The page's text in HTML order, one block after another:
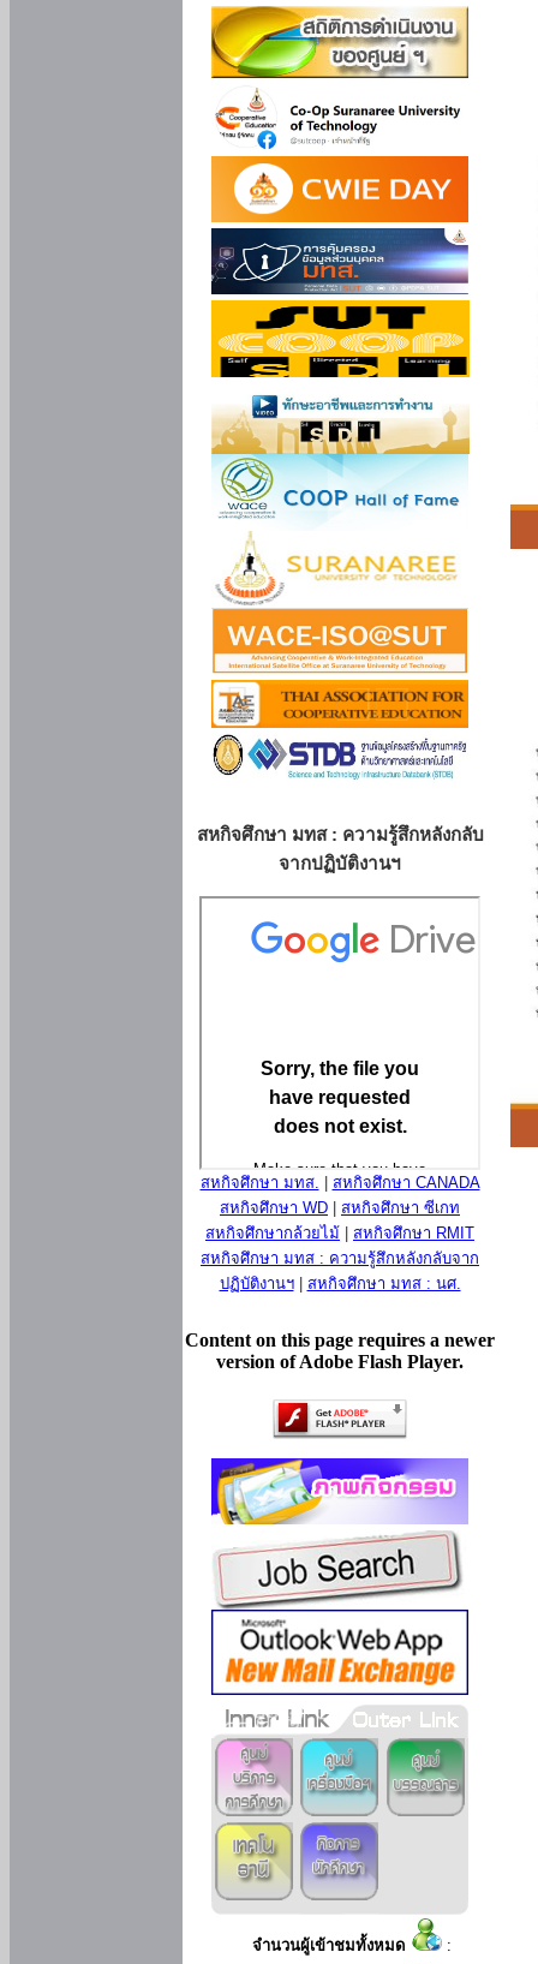
สหกิจศึกษา มทส : ความรู้สึกหลังกลับ
จากปฏิบัติงานฯ
สหกิจศึกษา มทส.
สหกิจศึกษา CANADA
สหกิจศึกษา WD
สหกิจศึกษา ซีเกท
สหกิจศึกษากล้วยไม้
สหกิจศึกษา RMIT
สหกิจศึกษา มทส : ความรู้สึกหลังกลับจาก
ปฏิบัติงานฯ| สหกิจศึกษา มทส : นศ.
Content on this page requires a newer
version of Adobe Flash Player.
จำนวนผู้เข้าชมทั้งหมด :